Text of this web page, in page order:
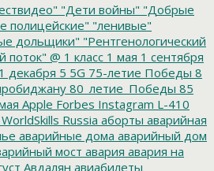
"Дети войны" "Добрые
полицейские" "ленивые"
дольщики" "Рентгенологический
поток" @ 1 класс 1 мая 1 сентября
декабря 5 5G 75-летие Победы 8
80_летие_Победы 85
Apple Forbes Instagram L-410
WorldSkills Russia аборты аварийная
аварийные дома аварийный дом
мост авария авария на
Авдалян авиабилеты